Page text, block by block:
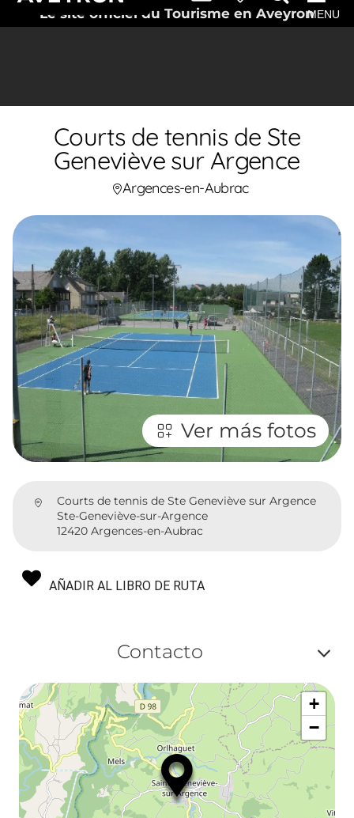
Le site officiel du Tourisme en AveyronMENU
Courts de tennis de Ste
Geneviève sur Argence
Argences-en-Aubrac
Ver más fotos
Courts de tennis de Ste Geneviève sur Argence
Ste-Geneviève-sur-Argence
12420 Argences-en-Aubrac
AÑADIR AL LIBRO DE RUTA
Contacto
ou
+
−